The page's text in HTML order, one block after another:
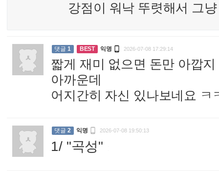
강점이 워낙 뚜렷해서 그
댓글 1 BEST 익명  2026-07-08 17:29:14
짧게 재미 없으면 돈만 아깝
아까운데
어지간히 자신 있나보네요 ㅋ
댓글 2 익명  2026-07-08 19:50:13
1/ "곡성"